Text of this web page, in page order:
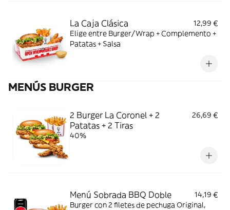
La Caja Clásica
12,99 €
Elige entre Burger/Wrap + Complemento +
Patatas + Salsa
MENÚS BURGER
2 Burger La Coronel + 2
Patatas + 2 Tiras
26,69 €
40%
Menú Sobrada BBQ Doble
14,19 €
Burger con 2 filetes de pechuga Original,